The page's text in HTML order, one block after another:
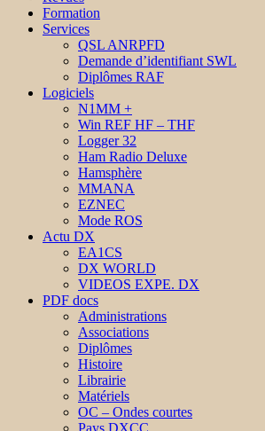
Formation
Services
QSL ANRPFD
Demande d’identifiant SWL
Diplômes RAF
Logiciels
N1MM +
Win REF HF – THF
Logger 32
Ham Radio Deluxe
Hamsphère
MMANA
EZNEC
Mode ROS
Actu DX
EA1CS
DX WORLD
VIDEOS EXPE. DX
PDF docs
Administrations
Associations
Diplômes
Histoire
Librairie
Matériels
OC – Ondes courtes
Pays DXCC